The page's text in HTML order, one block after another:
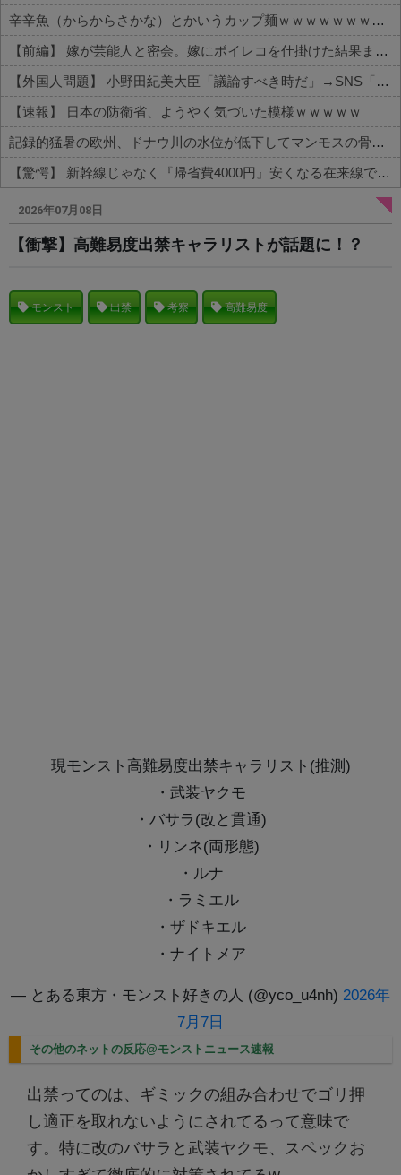
辛辛魚（からからさかな）とかいうカップ麺ｗｗｗｗｗｗｗｗｗｗ
【前編】 嫁が芸能人と密会。嫁にボイレコを仕掛けた結果まさかの
【外国人問題】 小野田紀美大臣「議論すべき時だ」→SNS「まだ議論もしてなかったんだ...」→小野田大臣「これが進歩状況です」めちゃくちゃ仕事して...
【速報】 日本の防衛省、ようやく気づいた模様ｗｗｗｗｗ
記録的猛暑の欧州、ドナウ川の水位が低下してマンモスの骨や沈没したドイツ軍の戦艦が出現
【驚愕】 新幹線じゃなく『帰省費4000円』安くなる在来線で帰省した結果ｗｗｗｗｗ
Powered by livedoor 相互RSS
2026年07月08日
【衝撃】高難易度出禁キャラリストが話題に！？
モンスト 出禁 考察 高難易度
現モンスト高難易度出禁キャラリスト(推測)
・武装ヤクモ
・バサラ(改と貫通)
・リンネ(両形態)
・ルナ
・ラミエル
・ザドキエル
・ナイトメア
— とある東方・モンスト好きの人 (@yco_u4nh) 2026年
7月7日
その他のネットの反応@モンストニュース速報
出禁ってのは、ギミックの組み合わせでゴリ押
し適正を取れないようにされてるって意味で
す。特に改のバサラと武装ヤクモ、スペックお